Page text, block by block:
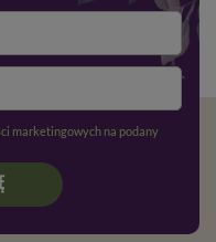
mail oraz przetwarzanie danych osobowych zgodnie z